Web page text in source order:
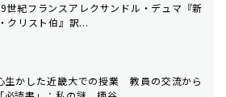
世紀フランス――アレクサンドル・デュマ『新
クリスト伯』訳...
生かした近畿大での授業 教員の交流から